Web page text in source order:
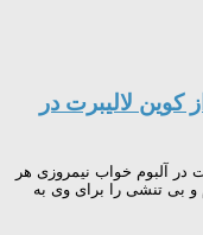
کوین لالیبرت در
در آلبوم خواب نیمروزی هر
بی تنشی را برای وی به